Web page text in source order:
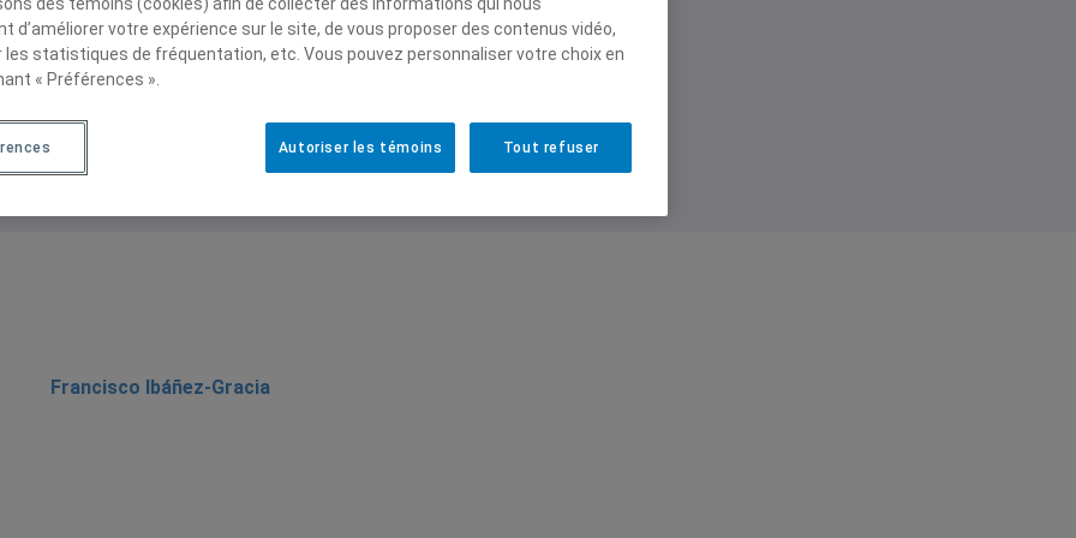
Comunicación para el entorno hospitalario (I)»,Ética de
Index.
Francisco Ibáñez-Gracia
d’améliorer votre expérience sur le site, de vous proposer des contenus vidéo,
les statistiques de fréquentation, etc. Vous pouvez personnaliser votre choix en
« Préférences ».
Tout refuser
Autoriser les témoins